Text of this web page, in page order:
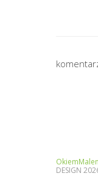
DESIGN